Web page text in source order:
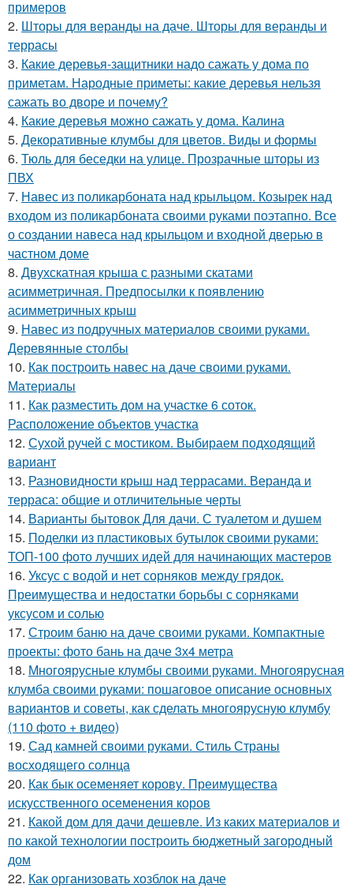
примеров
2. Шторы для веранды на даче. Шторы для веранды и
террасы
3. Какие деревья-защитники надо сажать у дома по
приметам. Народные приметы: какие деревья нельзя
сажать во дворе и почему?
4. Какие деревья можно сажать у дома. Калина
5. Декоративные клумбы для цветов. Виды и формы
6. Тюль для беседки на улице. Прозрачные шторы из
ПВХ
7. Навес из поликарбоната над крыльцом. Козырек над
входом из поликарбоната своими руками поэтапно. Все
о создании навеса над крыльцом и входной дверью в
частном доме
8. Двухскатная крыша с разными скатами
асимметричная. Предпосылки к появлению
асимметричных крыш
9. Навес из подручных материалов своими руками.
Деревянные столбы
10. Как построить навес на даче своими руками.
Материалы
11. Как разместить дом на участке 6 соток.
Расположение объектов участка
12. Сухой ручей с мостиком. Выбираем подходящий
вариант
13. Разновидности крыш над террасами. Веранда и
терраса: общие и отличительные черты
14. Варианты бытовок Для дачи. С туалетом и душем
15. Поделки из пластиковых бутылок своими руками:
ТОП-100 фото лучших идей для начинающих мастеров
16. Уксус с водой и нет сорняков между грядок.
Преимущества и недостатки борьбы с сорняками
уксусом и солью
17. Строим баню на даче своими руками. Компактные
проекты: фото бань на даче 3х4 метра
18. Многоярусные клумбы своими руками. Многоярусная
клумба своими руками: пошаговое описание основных
вариантов и советы, как сделать многоярусную клумбу
(110 фото + видео)
19. Сад камней своими руками. Стиль Страны
восходящего солнца
20. Как бык осеменяет корову. Преимущества
искусственного осеменения коров
21. Какой дом для дачи дешевле. Из каких материалов и
по какой технологии построить бюджетный загородный
дом
22. Как организовать хозблок на даче